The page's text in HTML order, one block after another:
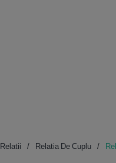
Relatii Relatia De Cuplu